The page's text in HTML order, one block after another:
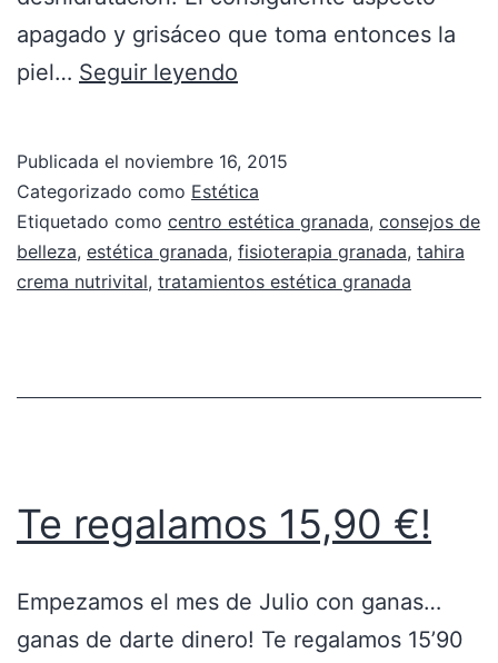
apagado y grisáceo que toma entonces la
piel… Seguir leyendo
Publicada el noviembre 16, 2015
Categorizado como Estética
Etiquetado como centro estética granada, consejos de
belleza, estética granada, fisioterapia granada, tahira
crema nutrivital, tratamientos estética granada
Te regalamos 15,90 €!
Empezamos el mes de Julio con ganas…
ganas de darte dinero! Te regalamos 15’90